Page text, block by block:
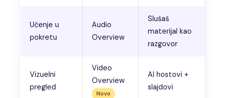
Učenje u
pokretu
Audio
Overview
Slušaš
materijal kao
razgovor
Vizuelni
pregled
Video
Overview
Novo
AI hostovi +
slajdovi